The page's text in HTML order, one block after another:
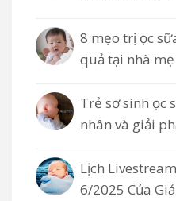
8 mẹo trị ọc
quả tại nhà
Trẻ sơ sinh ọc
nhân và giải
Lịch
6/2025 Của